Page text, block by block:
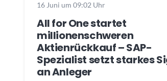
16 Juni um 09:02 Uhr
All for One startet
millionenschweren
Aktienrückkauf – SAP-
Spezialist setzt starkes
an Anleger